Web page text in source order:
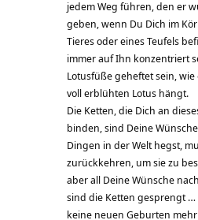
jedem Weg führen, den er
geben, wenn Du Dich im
Tieres oder eines Teufels
immer auf Ihn konzentriert
Lotusfüße geheftet sein,
voll erblühten Lotus hängt.
Die Ketten, die Dich an
binden, sind Deine
Dingen in der Welt hegst,
zurückkehren, um sie zu
aber all Deine Wünsche
sind die Ketten gesprengt
keine neuen Geburten